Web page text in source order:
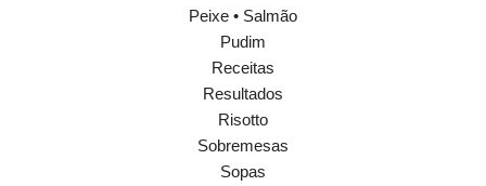
Peixe • Salmão
Pudim
Receitas
Resultados
Risotto
Sobremesas
Sopas